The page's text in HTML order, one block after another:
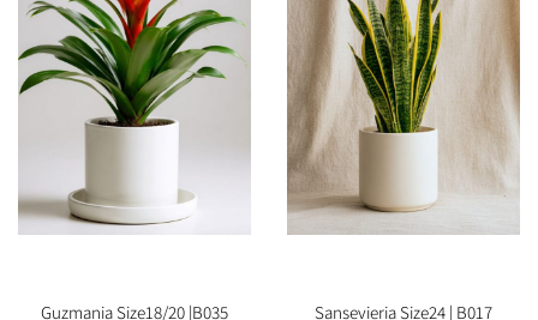
Sansevieria Size24 | B017
Guzmania Size18/20 |B035